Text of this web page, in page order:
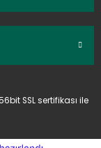
SSL sertifikası ile